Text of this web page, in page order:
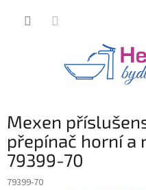
Mexen
přepínač horní a
79399-70
79399-70